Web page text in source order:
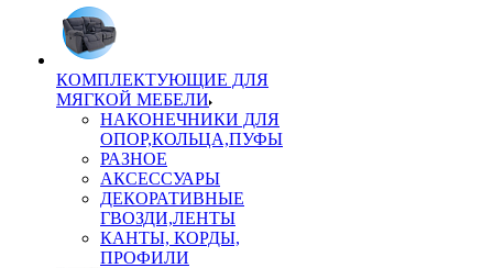
КОМПЛЕКТУЮЩИЕ ДЛЯ
МЯГКОЙ МЕБЕЛИ
НАКОНЕЧНИКИ ДЛЯ
ОПОР,КОЛЬЦА,ПУФЫ
РАЗНОЕ
АКСЕССУАРЫ
ДЕКОРАТИВНЫЕ
ГВОЗДИ,ЛЕНТЫ
КАНТЫ, КОРДЫ,
ПРОФИЛИ